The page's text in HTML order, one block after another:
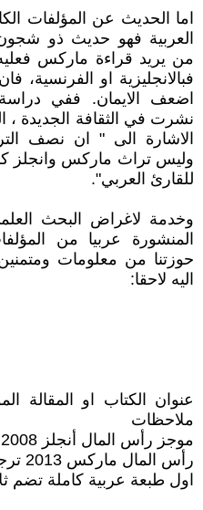
اما الحديث عن المؤلفات
العربية فهو حديث ذو
من يريد قراءة ماركس فعليه
فبالانجليزية او الفرنسية،
اضعف الايمان. ففي دراسة
الاشارة الى " ان نصف
وليس تراث ماركس وانجلز
للقارئ العربي".
وخدمة لاغراض البحث
المنشورة عربيا من
حوزتنا من معلومات
اليه لاحقا:
عنوان الكتاب او المقالة
ملاحظات
موجز رأس المال أنجلز 2008 ترجمة فالح عبد الجبار
رأس المال ماركس 2013 ترجمة فالح عبد الجبار
اول طبعة عربية كاملة تضم